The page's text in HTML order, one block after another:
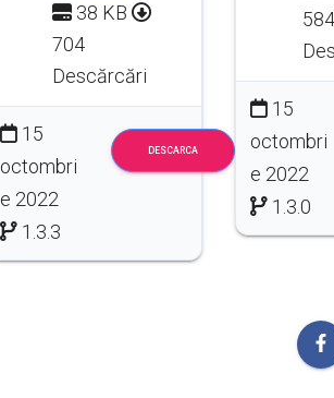
38 KB
704
Descărcări
15
octombri
e 2022
1.3.3
DESCARCA
584
15
octombri
e 2022
1.3.0